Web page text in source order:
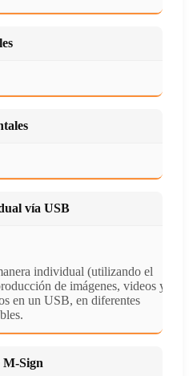
vía USB
individual (utilizando el
de imágenes, videos y
en un USB, en diferentes
Sign